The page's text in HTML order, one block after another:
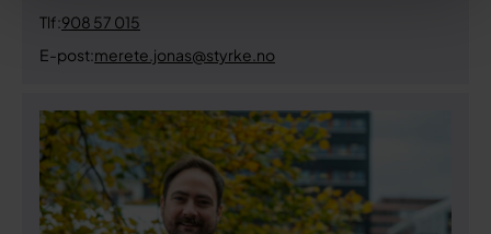
Tlf:908 57 015
E-post:merete.jonas@styrke.no